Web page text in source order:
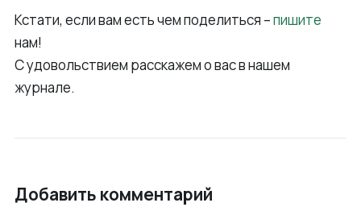
Кстати, если вам есть чем поделиться –пишите
нам!
С удовольствием расскажем о вас в нашем
журнале.
Добавить комментарий